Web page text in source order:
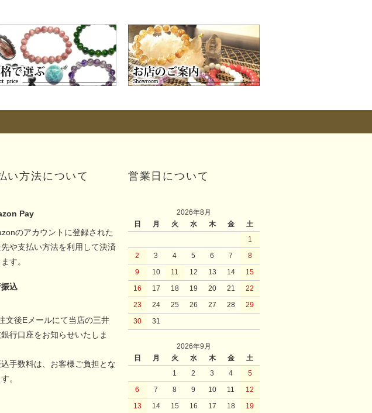
い方法について
Pay
のアカウントに登録された
や支払い方法を利用して決済
す。
込
文後Eメールにて当店の三井
行口座をお知らせいたしま
手数料は、お客様ご負担とな
。
営業日について
2026年8月
日
月 火 水 木 金
土
1
2
3 4 5 6 7
8
9
10 11 12 13 14
15
16
17 18 19 20 21
22
23
24 25 26 27 28
29
30
31
2026年9月
日
月 火 水 木 金
土
1
2 3 4
5
6
7 8 9 10 11
12
13
14 15 16 17 18
19